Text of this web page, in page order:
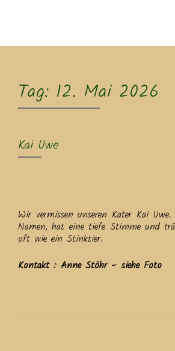
Tag: 12. Mai 2026
Kai Uwe
Wir vermissen unseren Kater Kai
Namen, hat eine tiefe Stimme und
oft wie ein Stinktier.
Kontakt : Anne Stöhr – siehe Foto